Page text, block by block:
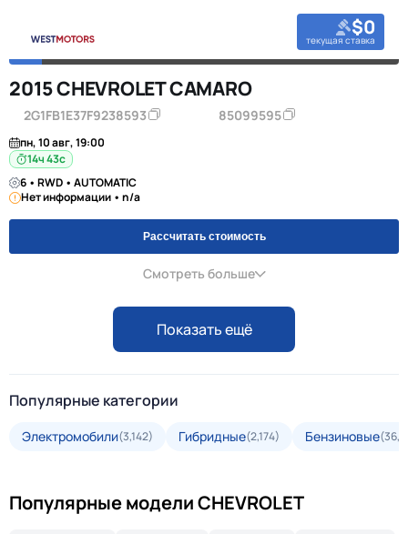
$0
текущая ставка
2015 CHEVROLET CAMARO
2G1FB1E37F9238593 85099595
пн, 10 авг, 19:00
14ч 42с
6 • RWD • AUTOMATIC
Нет информации • n/a
Рассчитать стоимость
Смотреть больше
Показать ещё
Популярные категории
Электромобили(3,142) Гибридные(2,174) Бензиновые
Популярные модели CHEVROLET